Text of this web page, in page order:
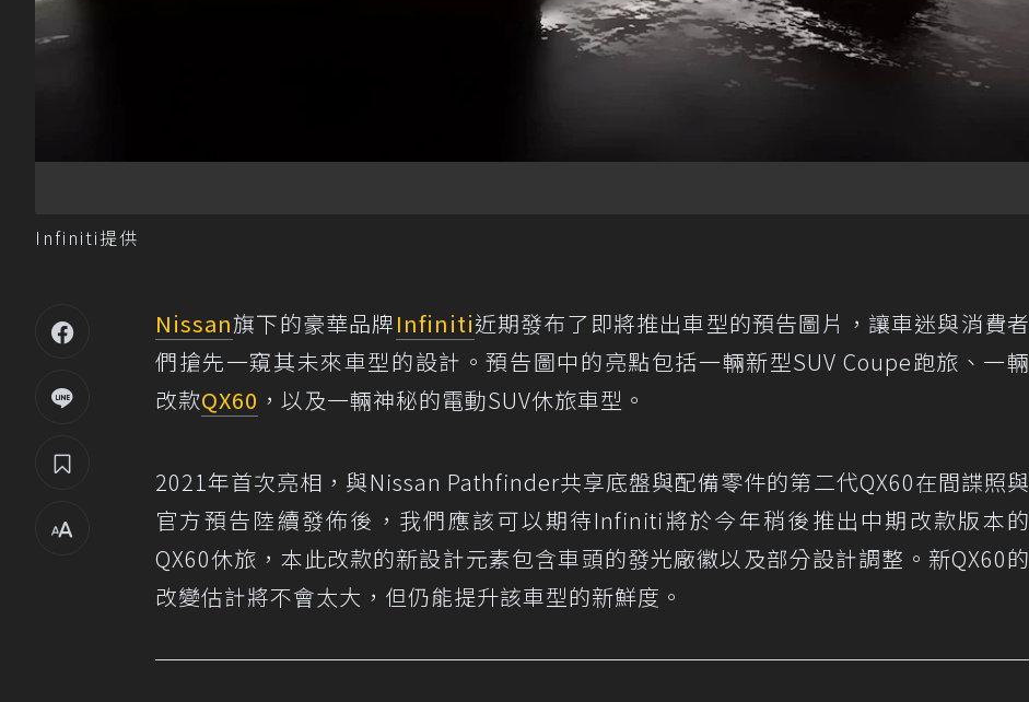
Infiniti提供
Nissan旗下的豪華品牌Infiniti近期發布了即將推出車型的預告圖片，讓車迷與消費者
們搶先一窺其未來車型的設計。預告圖中的亮點包括一輛新型SUV Coupe跑旅、一輛
改款QX60 ，以及一輛神秘的電動SUV休旅車型。
2021年首次亮相，與Nissan Pathfinder共享底盤與配備零件的第二代QX60在間諜照與
官方預告陸續發佈後，我們應該可以期待Infiniti將於今年稍後推出中期改款版本的
QX60休旅，本此改款的新設計元素包含車頭的發光廠徽以及部分設計調整。新QX60的
改變估計將不會太大，但仍能提升該車型的新鮮度。